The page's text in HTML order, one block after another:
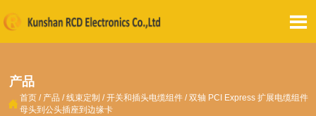

产品
 首页 / 产品 /线束定制 /开关和插头电缆组件 /双轴 PCI Express 扩展电缆组件
母头到公头插座到边缘卡